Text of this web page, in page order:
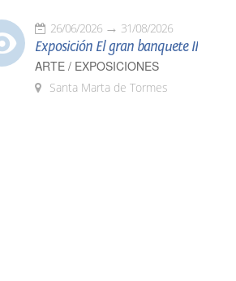
26/06/2026 31/08/2026
Exposición El gran banquete II
ARTE / EXPOSICIONES
Santa Marta de Tormes